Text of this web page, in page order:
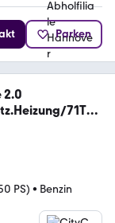
Parken
2.0
71TK
PS) • Benzin